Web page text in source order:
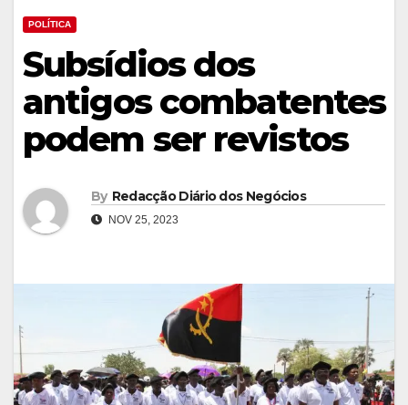
POLÍTICA
Subsídios dos
antigos combatentes
podem ser revistos
By Redacção Diário dos Negócios
NOV 25, 2023